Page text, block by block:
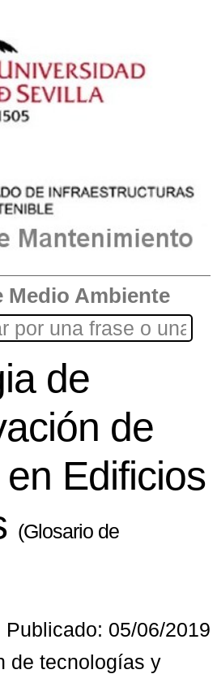
Medio Ambiente
de
de
Edificios
(Glosario de
Publicado: 05/06/2019
de tecnologías y